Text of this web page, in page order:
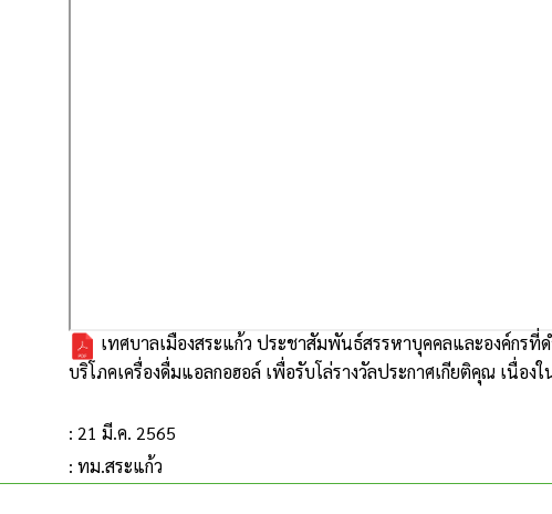
เทศบาลเมืองสระแก้ว ประชาสัมพันธ์สรรหาบุคคลและองค์กรที่
บริโภคเครื่องดื่มแอลกอฮอล์ เพื่อรับโล่รางวัลประกาศเกียติคุณ เนื่อ
: 21 มี.ค. 2565
: ทม.สระแก้ว